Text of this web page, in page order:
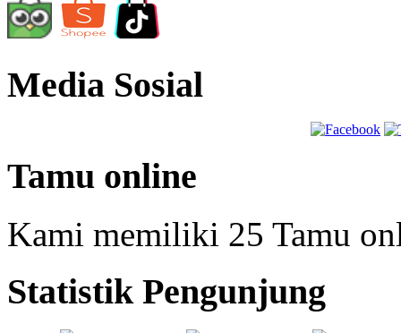
Media Sosial
Tamu online
Kami memiliki 25 Tamu
Statistik Pengunjung